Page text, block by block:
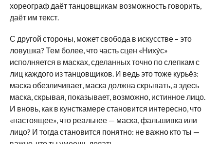
хореограф даёт танцовщикам возможность говорить,
даёт им текст.
С другой стороны, может свобода в искусстве – это
ловушка? Тем более, что часть сцен «Ниху́с»
исполняется в масках, сделанных точно по слепкам с
лиц каждого из танцовщиков. И ведь это тоже курьёз:
маска обезличивает, маска должна скрывать, а здесь
маска, скрывая, показывает, возможно, истинное лицо.
И вновь, как в кунсткамере становится интересно, что
«настоящее», что реальнее — маска, фальшивка или
лицо? И тогда становится понятно: не важно кто ты —